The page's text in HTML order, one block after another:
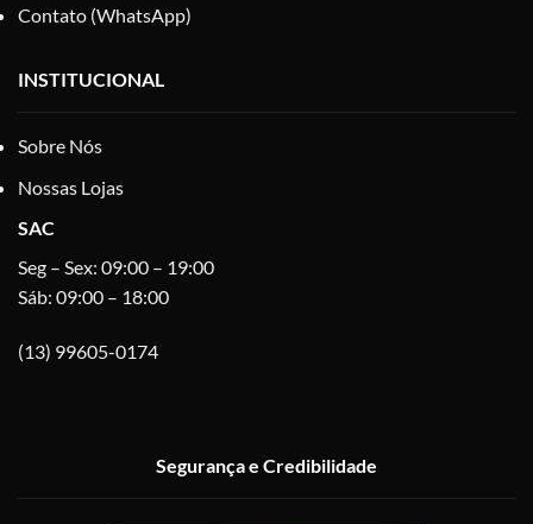
Contato (WhatsApp)
INSTITUCIONAL
Sobre Nós
Nossas Lojas
SAC
Seg – Sex: 09:00 – 19:00
Sáb: 09:00 – 18:00
(13) 99605-0174
Segurança e Credibilidade